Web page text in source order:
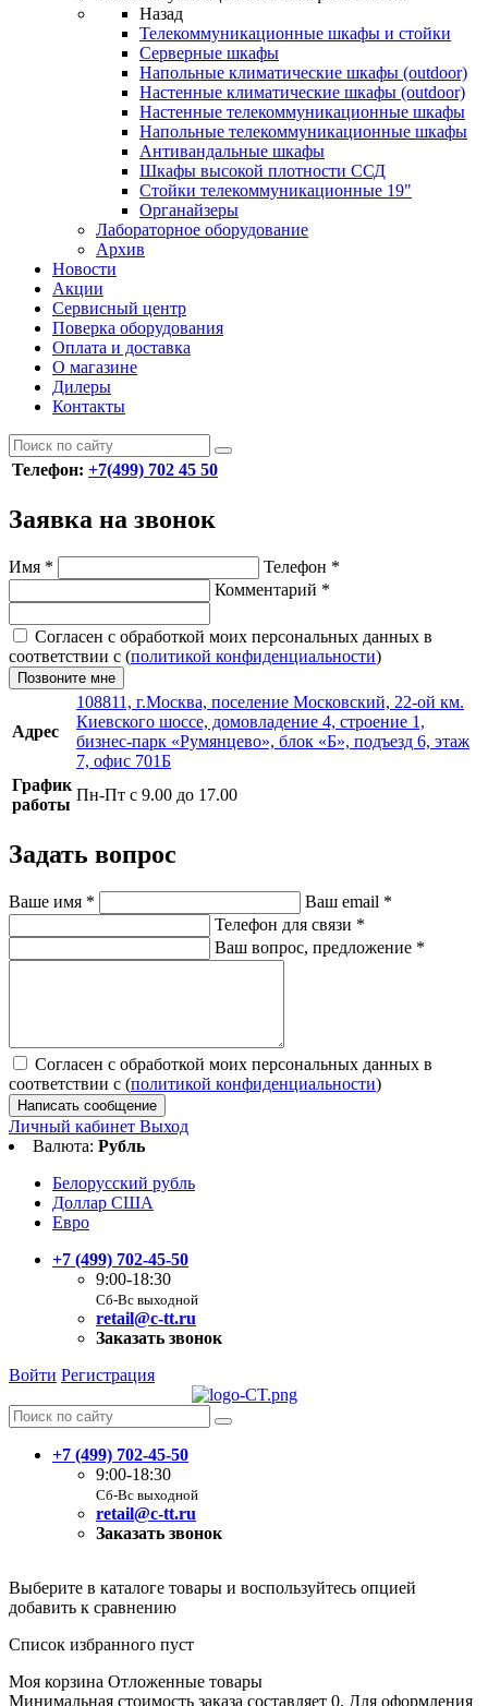
Назад
Телекоммуникационные шкафы и стойки
Серверные шкафы
Напольные климатические шкафы (outdoor)
Настенные климатические шкафы (outdoor)
Настенные телекоммуникационные шкафы
Напольные телекоммуникационные шкафы
Антивандальные шкафы
Шкафы высокой плотности ССД
Стойки телекоммуникационные 19"
Органайзеры
Лабораторное оборудование
Архив
Новости
Акции
Сервисный центр
Поверка оборудования
Оплата и доставка
О магазине
Дилеры
Контакты
Телефон: +7(499) 702 45 50
Заявка на звонок
Имя * Телефон *
Комментарий *
Согласен с обработкой моих персональных данных в
соответствии с (политикой конфиденциальности)
Позвоните мне
Адрес
108811, г.Москва, поселение Московский, 22-ой км.
Киевского шоссе, домовладение 4, строение 1,
бизнес-парк «Румянцево», блок «Б», подъезд 6, этаж
7, офис 701Б
График
работы
Пн-Пт с 9.00 до 17.00
Задать вопрос
Ваше имя * Ваш email *
Телефон для связи *
Ваш вопрос, предложение *
Согласен с обработкой моих персональных данных в
соответствии с (политикой конфиденциальности)
Написать сообщение
Личный кабинет Выход
Валюта: Рубль
Белорусский рубль
Доллар США
Евро
+7 (499) 702-45-50
9:00-18:30
Сб-Вс выходной
retail@c-tt.ru
Заказать звонок
Войти Регистрация
+7 (499) 702-45-50
9:00-18:30
Сб-Вс выходной
retail@c-tt.ru
Заказать звонок
Выберите в каталоге товары и воспользуйтесь опцией
добавить к сравнению
Список избранного пуст
Моя корзина Отложенные товары
Минимальная стоимость заказа составляет 0. Для оформления